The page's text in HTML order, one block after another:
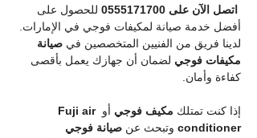
اتصل الآن على 0555171700
للحصول على
أفضل خدمة صيانة لمكيفات فوجي في الإمارات.
لدينا فريق من الفنيين المتخصصين في صيانة
مكيفات فوجي لضمان أن جهازك يعمل بأقصى
كفاءة وأمان.
إذا كنت تمتلك مكيف فوجي أو Fuji air
conditioner وتبحث عن صيانة فوجي